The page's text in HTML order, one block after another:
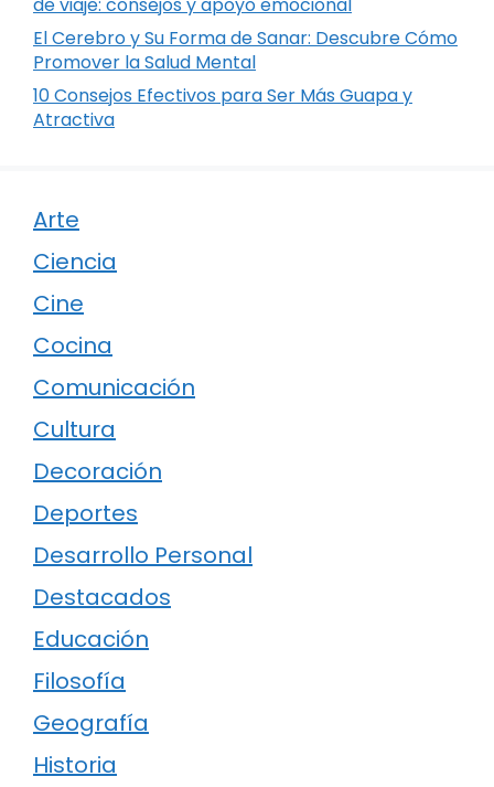
El Cerebro y Su Forma de Sanar: Descubre Cómo
Promover la Salud Mental
10 Consejos Efectivos para Ser Más Guapa y
Atractiva
Arte
Ciencia
Cine
Cocina
Comunicación
Cultura
Decoración
Deportes
Desarrollo Personal
Destacados
Educación
Filosofía
Geografía
Historia